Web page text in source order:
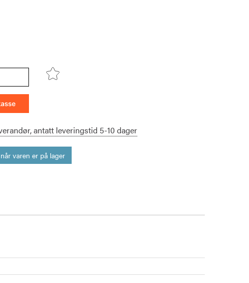
antatt leveringstid 5-10 dager
varen er på lager